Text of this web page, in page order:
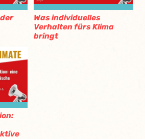
Was individuelles
Verhalten fürs Klima
bringt